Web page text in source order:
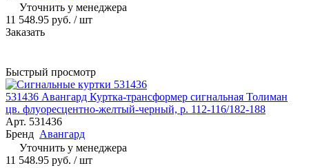
Уточнить у менеджера
11 548.95 руб. / шт
Заказать
Быстрый просмотр
531436 Авангард Куртка-трансформер сигнальная Толиман
цв. флуоресцентно-желтый-черный, р. 112-116/182-188
Арт. 531436
Бренд Авангард
Уточнить у менеджера
11 548.95 руб. / шт